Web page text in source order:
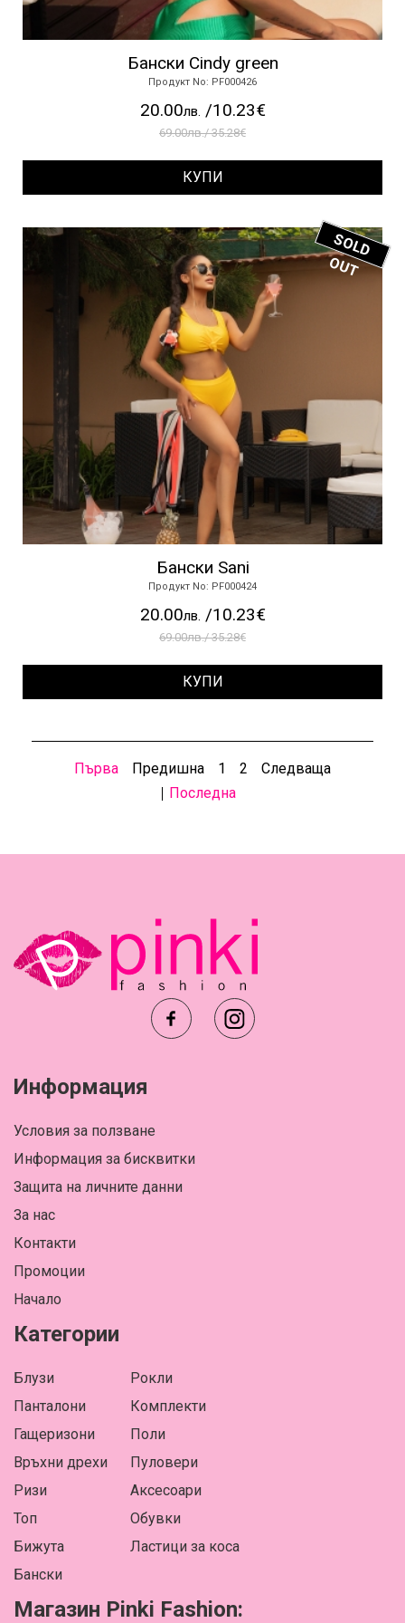
Бански Cindy green
Продукт No: PF000426
20.00лв. /10.23€
69.00лв./ 35.28€
КУПИ
S
O
L
D
O
U
T
Бански Sani
Продукт No: PF000424
20.00лв. /10.23€
69.00лв./ 35.28€
КУПИ
Първа Предишна 1 2
Следваща
Последна
Информация
Условия за ползване
Информация за бисквитки
Защита на личните данни
За нас
Контакти
Промоции
Начало
Категории
Блузи
Панталони
Гащеризони
Връхни дрехи
Ризи
Топ
Бижута
Бански
Рокли
Комплекти
Поли
Пуловери
Аксесоари
Обувки
Ластици за коса
Магазин Pinki Fashion: